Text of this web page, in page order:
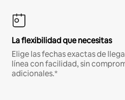
La flexibilidad que necesitas
Elige las fechas exactas de
línea con facilidad, sin
adicionales.*